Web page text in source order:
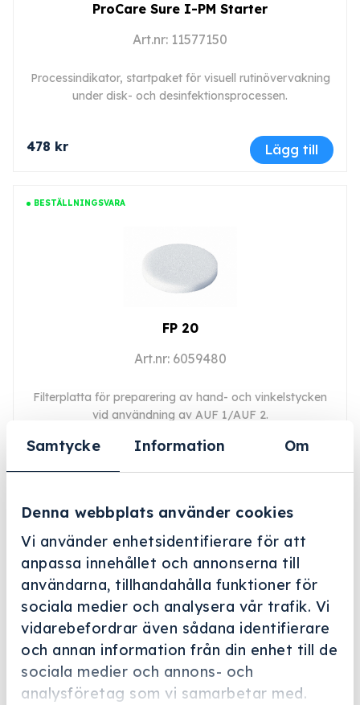
Samtycke Information Om
Denna webbplats använder cookies
Vi använder enhetsidentifierare för att
anpassa innehållet och annonserna till
användarna, tillhandahålla funktioner för
sociala medier och analysera vår trafik. Vi
vidarebefordrar även sådana identifierare
och annan information från din enhet till de
sociala medier och annons- och
analysföretag som vi samarbetar med.
ProCare Sure I-PM Starter
Art.nr: 11577150
Processindikator, startpaket för visuell rutinövervakning
under disk- och desinfektionsprocessen.
478 kr Lägg till
BESTÄLLNINGSVARA
FP 20
Art.nr: 6059480
Filterplatta för preparering av hand- och vinkelstycken
vid användning av AUF 1/AUF 2.
Lägg till
BESTÄLLNINGSVARA
E 147/1
Art.nr: 4746620